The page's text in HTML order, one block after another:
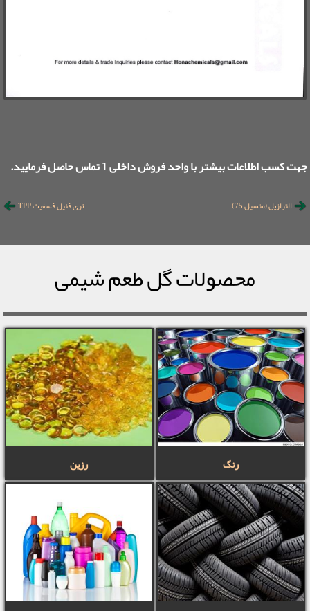
جهت کسب اطلاعات بیشتر با واحد فروش داخلی 1 تماس حاصل فرمایید.
الترازیل (منسیل 75) تری فنیل فسفیت TPP
محصولات گل طعم شیمی
رنگ رزین